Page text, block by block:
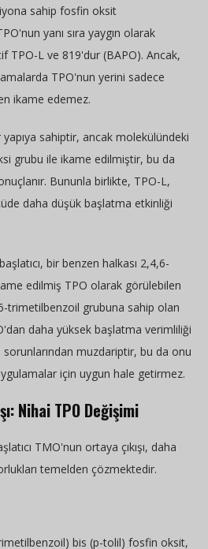
sahip fosfin oksit
yanı sıra yaygın olarak
TPO-L ve 819'dur (BAPO). Ancak,
TPO'nun yerini sadece
ikame edemez.
sahiptir, ancak molekülündeki
grubu ile ikame edilmiştir, bu da
Bununla birlikte, TPO-L,
daha düşük başlatma etkinliği
bir benzen halkası 2,4,6-
edilmiş TPO olarak görülebilen
trimetilbenzoil grubuna sahip olan
daha yüksek başlatma verimliliği
muzdariptir, bu da onu
için uygun hale getirmez.
Nihai TPO Değişimi
TMO'nun ortaya çıkışı, daha
temelden çözmektedir.
bis (p-tolil) fosfin oksit,